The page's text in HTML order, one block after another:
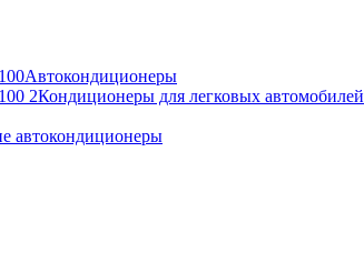
Автокондиционеры
Кондиционеры для легковых автомобилей
автокондиционеры